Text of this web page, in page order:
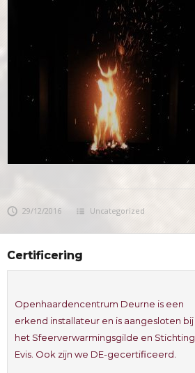
29/12/2016 Uncategorized
Certificering
Openhaardencentrum Deurne is een
erkend installateur en is aangesloten bij
het Sfeerverwarmingsgilde en Stichting
Evis. Ook zijn we DE-gecertificeerd.